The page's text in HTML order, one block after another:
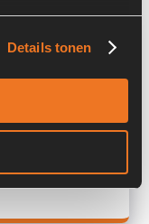
Details tonen